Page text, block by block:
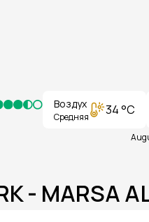
Воздух
Средняя 34 °C
- MARSA